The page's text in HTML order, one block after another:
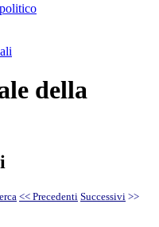
della
<< Precedenti Successivi >>